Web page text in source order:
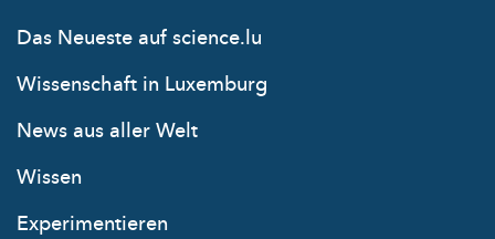
Das Neueste auf science.lu
Wissenschaft in Luxemburg
News aus aller Welt
Wissen
Experimentieren